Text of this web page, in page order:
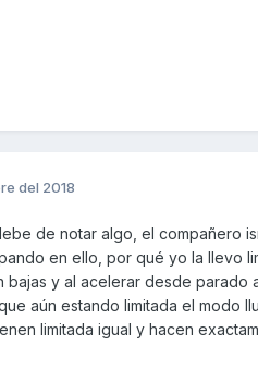
del 2018
de notar algo, el compañero
en ello, por qué yo la llevo
bajas y al acelerar desde
aún estando limitada el modo
limitada igual y hacen